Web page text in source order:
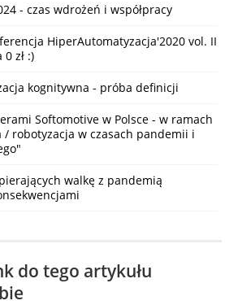
- czas wdrożeń i współpracy
HiperAutomatyzacja'2020 vol. II
zł :)
kognitywna - próba definicji
Softomotive w Polsce - w ramach
robotyzacja w czasach pandemii i
walkę z pandemią
do tego artykułu